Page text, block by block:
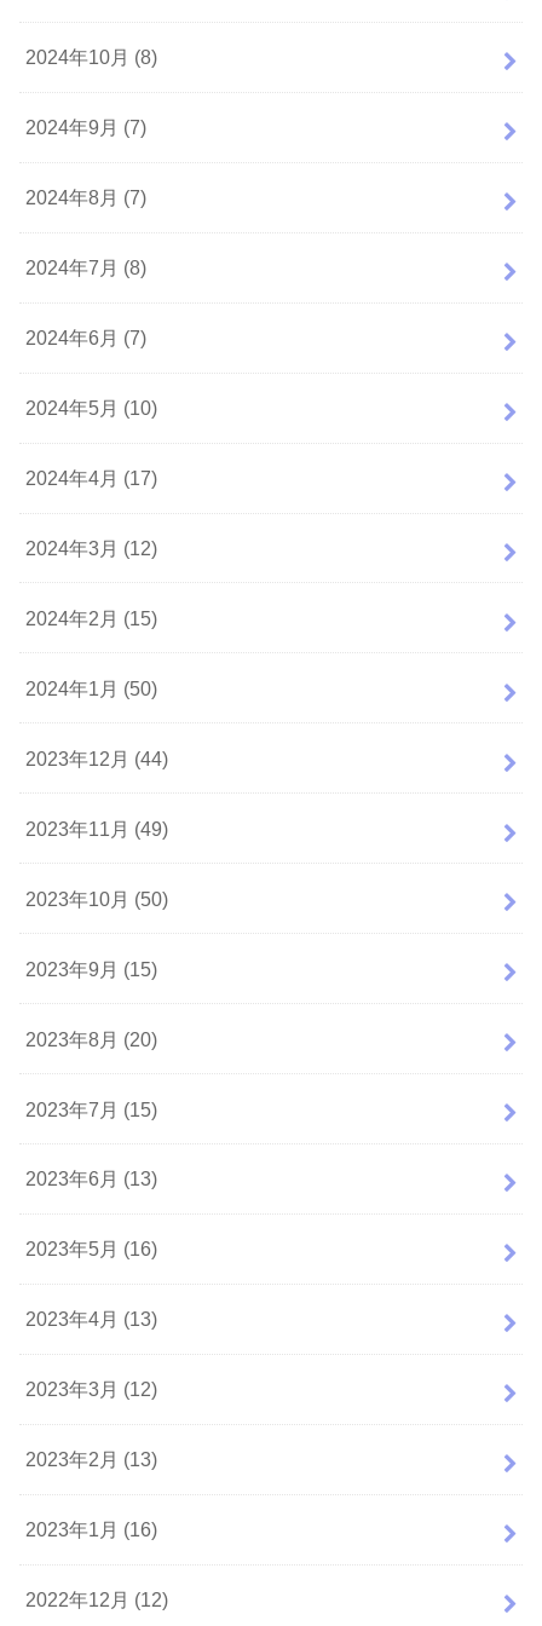
2024年10月 (8)
2024年9月 (7)
2024年8月 (7)
2024年7月 (8)
2024年6月 (7)
2024年5月 (10)
2024年4月 (17)
2024年3月 (12)
2024年2月 (15)
2024年1月 (50)
2023年12月 (44)
2023年11月 (49)
2023年10月 (50)
2023年9月 (15)
2023年8月 (20)
2023年7月 (15)
2023年6月 (13)
2023年5月 (16)
2023年4月 (13)
2023年3月 (12)
2023年2月 (13)
2023年1月 (16)
2022年12月 (12)